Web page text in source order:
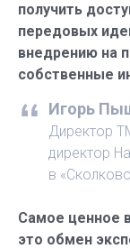
получить
передовых
внедрению на
собственные
Игорь
Директор
директор
в
Самое ценное
это обмен